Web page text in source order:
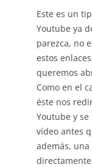
Este es un
Youtube ya
parezca, no
estos
queremos
Como en el
éste nos
Youtube y
vídeo antes
además, una